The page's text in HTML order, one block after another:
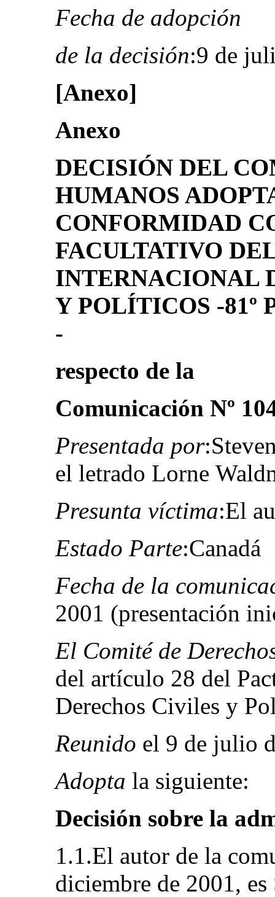
Fecha de adopción
de la decisión:9 de
[Anexo]
Anexo
DECISIÓN DEL
HUMANOS
CONFORMIDAD
FACULTATIVO
INTERNACIONAL
Y POLÍTICOS -81º
‑
respecto de la
Comunicación Nº
Presentada por
el letrado Lorne
Presunta víctima:El
Estado Parte:Canadá
Fecha de la
2001 (presentación
El Comité de
del artículo 28 del
Derechos Civiles y
Reunido el 9 de julio
Adopta la siguiente:
Decisión sobre la
1.1.El autor de la
diciembre de 2001,